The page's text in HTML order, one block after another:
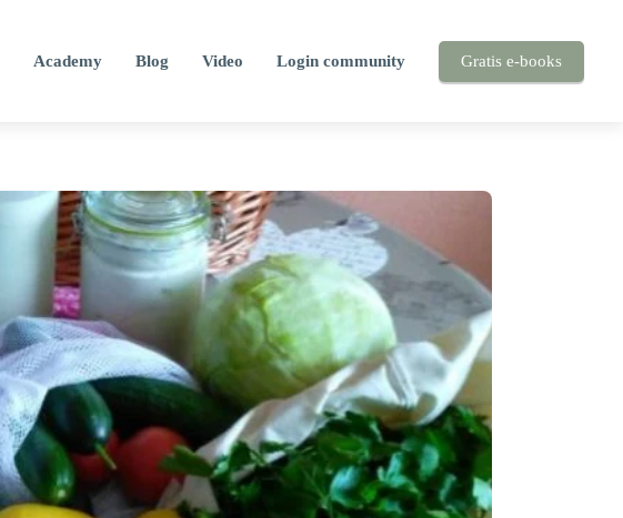
Academy Blog Video Login community Gratis e-books